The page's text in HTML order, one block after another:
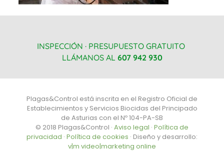
INSPECCIÓN · PRESUPUESTO GRATUITO
LLÁMANOS AL 607 942 930
Plagas&Control está inscrita en el Registro Oficial de
Establecimientos y Servicios Biocidas del Principado
de Asturias con el Nº 104-PA-SB
© 2018 Plagas&Control · Aviso legal · Política de
privacidad · Política de cookies · Diseño y desarrollo:
v|m video|marketing online